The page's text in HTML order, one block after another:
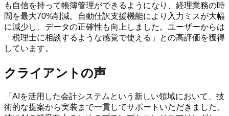
も自信を持って帳簿管理ができるようになり、経理業務の時
間を最大70%削減。自動仕訳支援機能により入力ミスが大幅
に減少し、データの正確性も向上しました。ユーザーからは
「税理士に相談するような感覚で使える」との高評価を獲得
しています。
クライアントの声
「AIを活用した会計システムという新しい領域において、技
術的な提案から実装まで一貫してサポートいただきました。